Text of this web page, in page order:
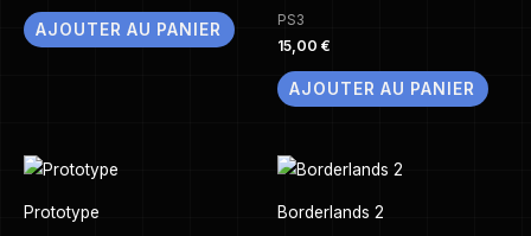
AJOUTER AU PANIER PS3
15,00 €
AJOUTER AU PANIER
Prototype Borderlands 2